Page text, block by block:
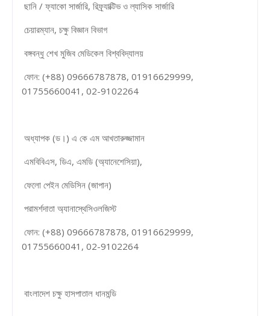
ছানি / ফ্যাকো সার্জারি, রিফ্র্যাক্টিভ ও ল্যাসিক সার্জারি
চেয়ারম্যান, চক্ষু বিজ্ঞান বিভাগ
বঙ্গবন্ধু শেখ মুজিব মেডিকেল বিশ্ববিদ্যালয়
ফোন: (+88) 09666787878, 01916629999,
01755660041, 02-9102264
অধ্যাপক (ড।) এ কে এম আখতারুজ্জামান
এমবিবিএস, ডিএ, এমডি (অ্যানেশেসিয়া),
ফেলো পেইন মেডিসিন (জাপান)
পরামর্শদাতা অ্যানাস্থেসিওলজিস্ট
ফোন: (+88) 09666787878, 01916629999,
01755660041, 02-9102264
বাংলাদেশ চক্ষু হাসপাতাল ধানমন্ডি